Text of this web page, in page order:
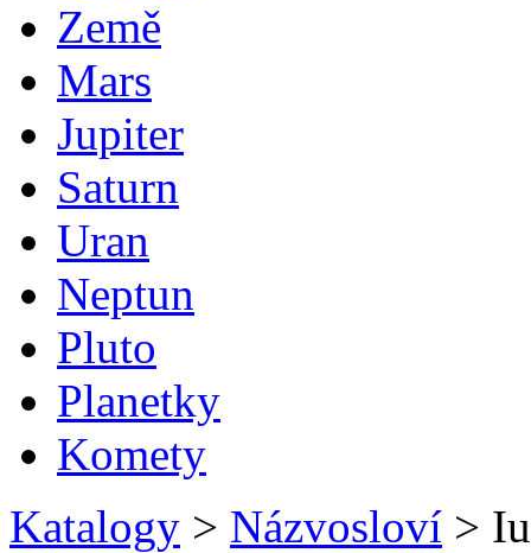
Země
Mars
Jupiter
Saturn
Uran
Neptun
Pluto
Planetky
Komety
Katalogy > Názvosloví >